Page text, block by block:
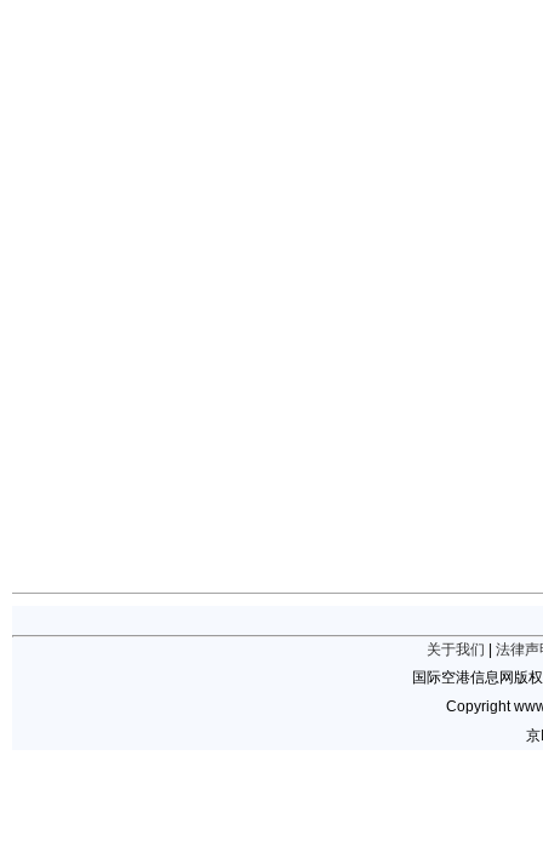
关于我们
法律声
国际空港信息网版
Copyright